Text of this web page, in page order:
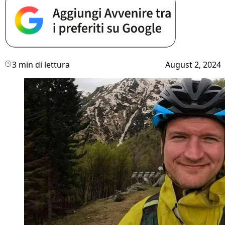
3 min di lettura August 2, 2024